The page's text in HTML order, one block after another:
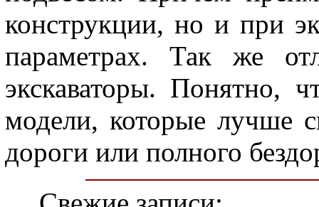
конструкции, но и при
параметрах. Так же
экскаваторы. Понятно,
модели, которые лучше
дороги или полного